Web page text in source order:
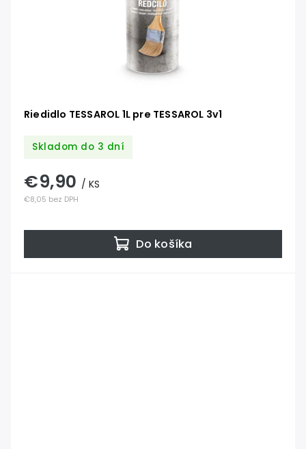
Riedidlo TESSAROL 1L pre TESSAROL 3v1
Skladom do 3 dní
€8,05 bez DPH
€9,90 / KS
Do košíka